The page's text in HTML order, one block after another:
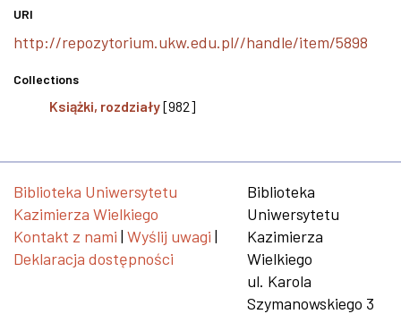
URI
http://repozytorium.ukw.edu.pl//handle/item/5898
Collections
Książki, rozdziały[982]
Biblioteka Uniwersytetu
Kazimierza Wielkiego
Kontakt z nami | Wyślij uwagi |
Deklaracja dostępności
Biblioteka
Uniwersytetu
Kazimierza
Wielkiego
ul. Karola
Szymanowskiego 3